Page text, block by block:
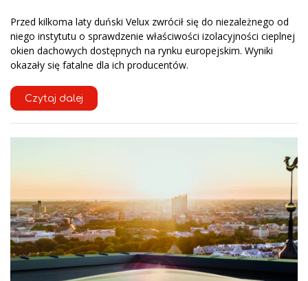
Przed kilkoma laty duński Velux zwrócił się do niezależnego od
niego instytutu o sprawdzenie właściwości izolacyjności cieplnej
okien dachowych dostępnych na rynku europejskim. Wyniki
okazały się fatalne dla ich producentów.
Czytaj dalej